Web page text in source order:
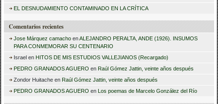
EL DESNUDAMIENTO CONTAMINADO EN LA CRÍTICA
Comentarios recientes
Jose Márquez camacho enALEJANDRO PERALTA, ANDE (1926). INSUMOS
PARA CONMEMORAR SU CENTENARIO
Israel en HITOS DE MIS ESTUDIOS VALLEJIANOS (Recargado)
PEDRO GRANADOS AGUERO en Raúl Gómez Jattin, veinte años después
Zondor Huitache en Raúl Gómez Jattin, veinte años después
PEDRO GRANADOS AGUERO en Los poemas de Marcelo González del Río